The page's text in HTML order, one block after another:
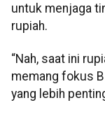
untuk menjaga
rupiah.
“Nah, saat ini
memang fokus
yang lebih